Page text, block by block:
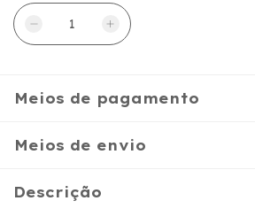
Meios de pagamento
Meios de envio
Descrição